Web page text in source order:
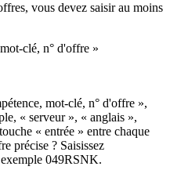
vous devez saisir au moins
clé, n° d'offre »
mot-clé, n° d'offre »,
« serveur », « anglais »,
« entrée » entre chaque
précise ? Saisissez
049RSNK.